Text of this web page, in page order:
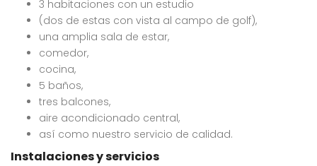
3 habitaciones con un estudio
(dos de estas con vista al campo de golf),
una amplia sala de estar,
comedor,
cocina,
5 baños,
tres balcones,
aire acondicionado central,
así como nuestro servicio de calidad.
Instalaciones y servicios
encontró ningún
No se encontró ningún
artículo